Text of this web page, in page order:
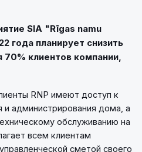
SIA "Rīgas namu
года планирует снизить
70% клиентов компании,
RNP имеют доступ к
и администрирования дома, а
обслуживанию на
всем клиентам
сметой своего